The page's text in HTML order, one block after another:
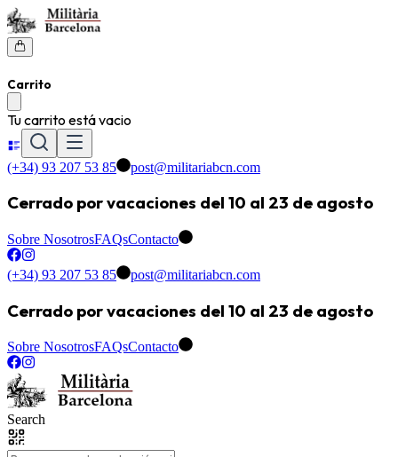
Carrito
Tu carrito está vacio
(+34) 93 207 53 85 post@militariabcn.com
Cerrado por vacaciones del 10 al 23 de agosto
Sobre NosotrosFAQsContacto
(+34) 93 207 53 85 post@militariabcn.com
Cerrado por vacaciones del 10 al 23 de agosto
Sobre NosotrosFAQsContacto
Search